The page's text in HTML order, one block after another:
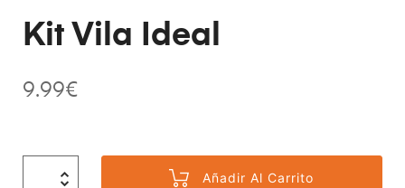
Kit Vila Ideal
9.99€
Añadir Al Carrito